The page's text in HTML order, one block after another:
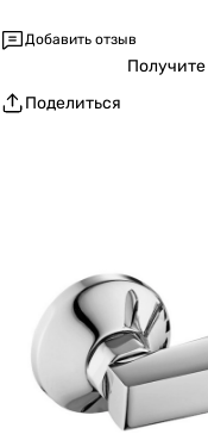
Добавить отзыв
Получите
Поделиться